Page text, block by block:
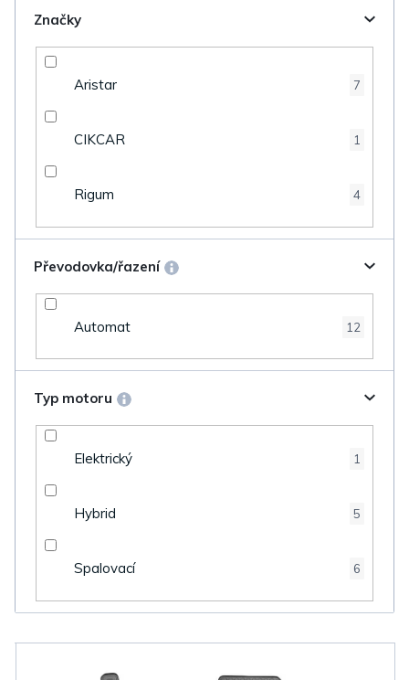
Značky
Aristar 7
CIKCAR 1
Rigum 4
Převodovka/řazení
Automat 12
Typ motoru
Elektrický 1
Hybrid 5
Spalovací 6